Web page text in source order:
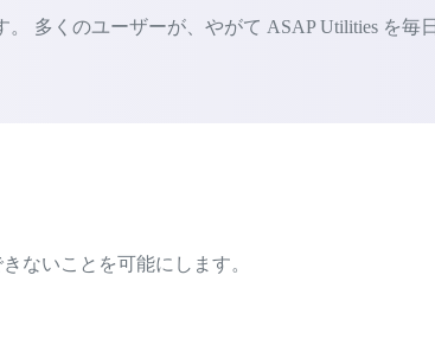
多くのユーザーが、やがて ASAP Utilities を毎
ないことを可能にします。